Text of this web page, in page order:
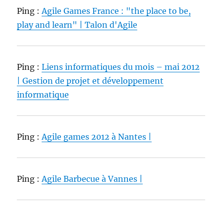
Ping : Agile Games France : "the place to be,
play and learn" | Talon d'Agile
Ping :Liens informatiques du mois – mai 2012
| Gestion de projet et développement
informatique
Ping : Agile games 2012 à Nantes |
Ping : Agile Barbecue à Vannes |